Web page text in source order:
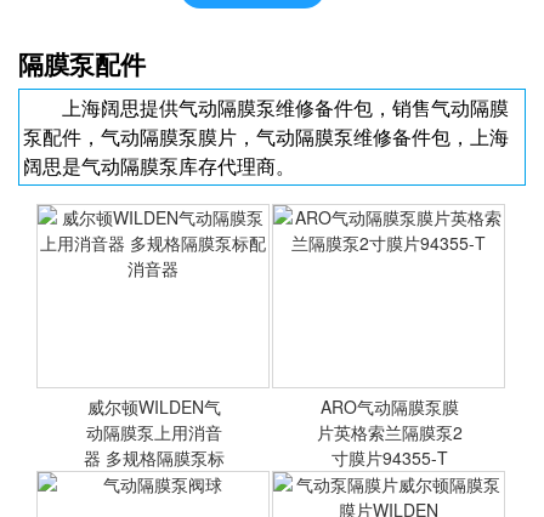
泵
隔膜泵配件
上海阔思提供气动隔膜泵维修备件包，销售气动隔膜
泵配件，气动隔膜泵膜片，气动隔膜泵维修备件包，上海
阔思是气动隔膜泵库存代理商。
威尔顿WILDEN气
动隔膜泵上用消音
器 多规格隔膜泵标
配消音
ARO气动隔膜泵膜
片英格索兰隔膜泵2
寸膜片94355-T